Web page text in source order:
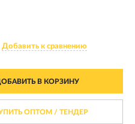
Добавить к сравнению
В КОРЗИНУ
ОПТОМ/ ТЕНДЕР